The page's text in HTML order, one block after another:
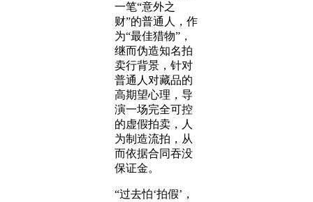
一笔“意外之
财”的普通人，作
为“最佳猎物”，
继而伪造知名拍
卖行背景，针对
普通人对藏品的
高期望心理，导
演一场完全可控
的虚假拍卖，人
为制造流拍，从
而依据合同吞没
保证金。
“过去怕‘拍假’，